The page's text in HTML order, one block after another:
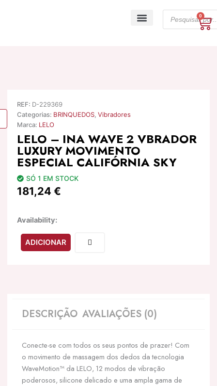
search
0
REF: D-229369
Categorias: BRINQUEDOS, Vibradores
Marca: LELO
LELO – INA WAVE 2 VBRADOR
LUXURY MOVIMENTO
ESPECIAL CALIFÓRNIA SKY
SÓ 1 EM STOCK
181,24 €
Availability:
Quantidade
LELO
ESPECIAL
ADICIONAR
DESCRIÇÃO AVALIAÇÕES (0)
Conecte-se com todos os seus pontos de prazer! Com
o movimento de massagem dos dedos da tecnologia
WaveMotion™ da LELO, 12 modos de vibração
poderosos, silicone delicado e uma ampla gama de